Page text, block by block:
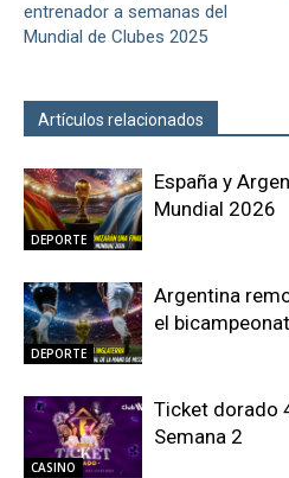
entrenador a semanas del
Mundial de Clubes 2025
Artículos relacionados
DEPORTE
España y
Mundial 2026
DEPORTE
Argentina
el
CASINO
Ticket dorado
Semana 2